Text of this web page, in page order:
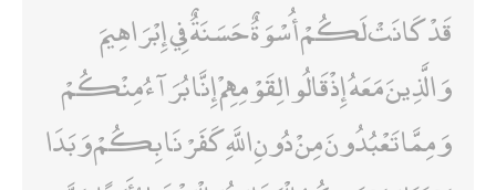
قَدْ كَانَتْ لَكُمْ أُسْوَةٌ حَسَنَةٌ فِي إِبْرَاهِيمَ
وَالَّذِينَ مَعَهُ إِذْ قَالُوا لِقَوْمِهِمْ إِنَّا بُرَآءُ مِنْكُمْ
وَمِمَّا تَعْبُدُونَ مِنْ دُونِ اللَّهِ كَفَرْنَا بِكُمْ وَبَدَا